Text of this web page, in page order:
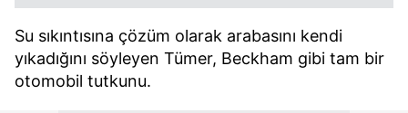
Su sıkıntısına çözüm olarak arabasını kendi
yıkadığını söyleyen Tümer, Beckham gibi tam bir
otomobil tutkunu.